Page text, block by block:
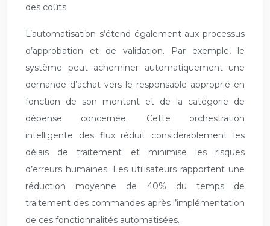
des coûts.
L’automatisation s’étend également aux processus
d’approbation et de validation. Par exemple, le
système peut acheminer automatiquement une
demande d’achat vers le responsable approprié en
fonction de son montant et de la catégorie de
dépense concernée. Cette orchestration
intelligente des flux réduit considérablement les
délais de traitement et minimise les risques
d’erreurs humaines. Les utilisateurs rapportent une
réduction moyenne de 40% du temps de
traitement des commandes après l’implémentation
de ces fonctionnalités automatisées.